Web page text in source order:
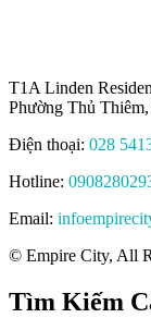
T1A Linden
Phường Thủ
Điện thoại: 028
Hotline:
Email:
© Empire City, All
Tìm Kiếm